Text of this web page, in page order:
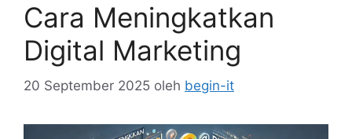
Cara Meningkatkan
Digital Marketing
20 September 2025 oleh begin-it